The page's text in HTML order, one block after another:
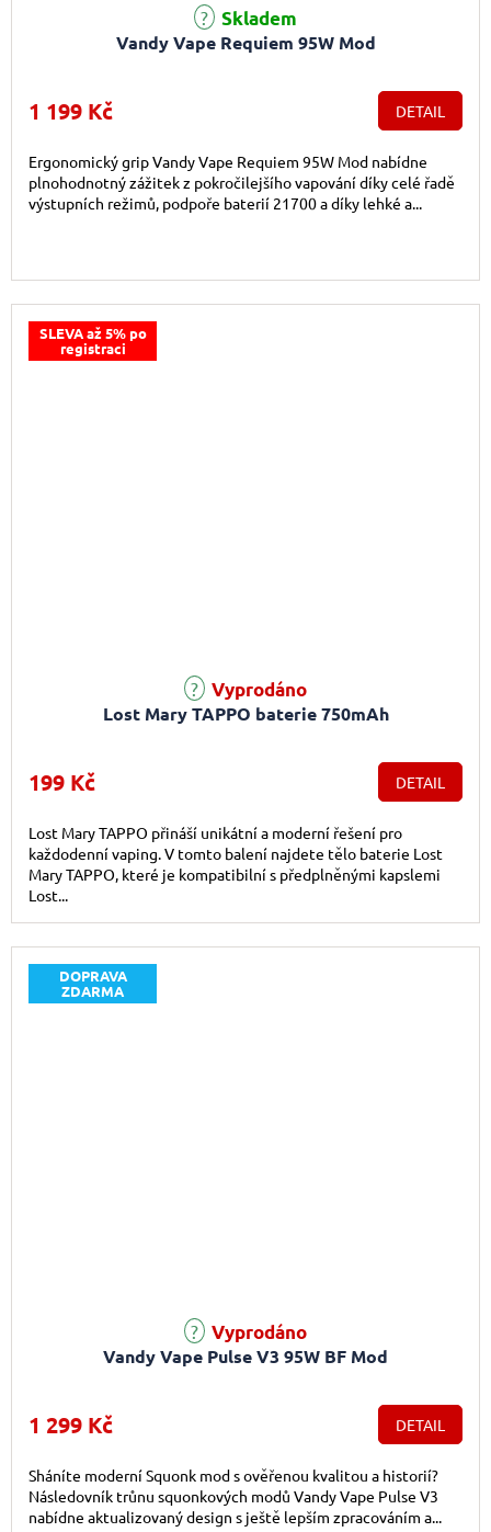
Vandy Vape Requiem 95W Mod
Průměrné hodnocení produktu je 5,0 z 5 hvězdiček.
Skladem
1 199 Kč DETAIL
Ergonomický grip Vandy Vape Requiem 95W Mod nabídne
plnohodnotný zážitek z pokročilejšího vapování díky celé řadě
výstupních režimů, podpoře baterií 21700 a díky lehké a...
SLEVA až 5% po
registraci
Lost Mary TAPPO baterie 750mAh
Průměrné hodnocení produktu je 1,0 z 5 hvězdiček.
Vyprodáno
199 Kč DETAIL
Lost Mary TAPPO přináší unikátní a moderní řešení pro
každodenní vaping. V tomto balení najdete tělo baterie Lost
Mary TAPPO, které je kompatibilní s předplněnými kapslemi
Lost...
DOPRAVA
ZDARMA
Vandy Vape Pulse V3 95W BF Mod
Vyprodáno
1 299 Kč DETAIL
Sháníte moderní Squonk mod s ověřenou kvalitou a historií?
Následovník trůnu squonkových modů Vandy Vape Pulse V3
nabídne aktualizovaný design s ještě lepším zpracováním a...